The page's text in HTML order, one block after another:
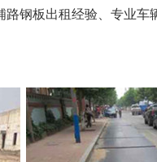
钢板出租经验、专业车